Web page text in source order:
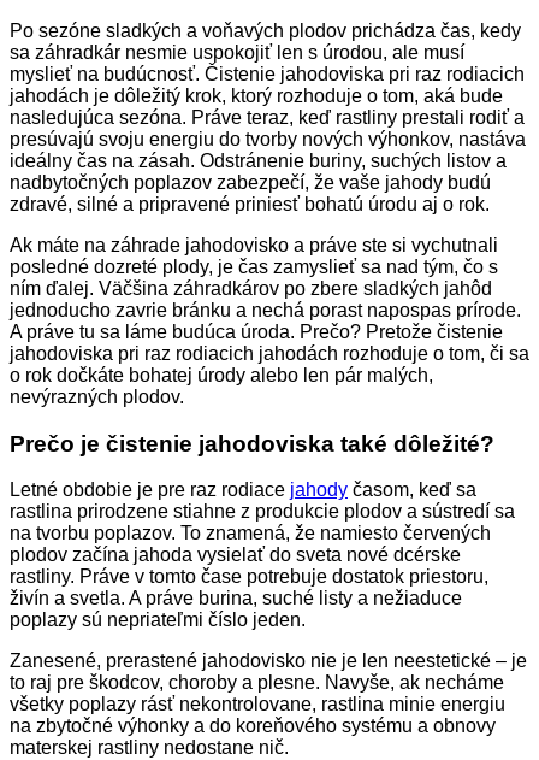
Po sezóne sladkých a voňavých plodov prichádza čas, kedy
sa záhradkár nesmie uspokojiť len s úrodou, ale musí
myslieť na budúcnosť. Čistenie jahodoviska pri raz rodiacich
jahodách je dôležitý krok, ktorý rozhoduje o tom, aká bude
nasledujúca sezóna. Práve teraz, keď rastliny prestali rodiť a
presúvajú svoju energiu do tvorby nových výhonkov, nastáva
ideálny čas na zásah. Odstránenie buriny, suchých listov a
nadbytočných poplazov zabezpečí, že vaše jahody budú
zdravé, silné a pripravené priniesť bohatú úrodu aj o rok.
Ak máte na záhrade jahodovisko a práve ste si vychutnali
posledné dozreté plody, je čas zamyslieť sa nad tým, čo s
ním ďalej. Väčšina záhradkárov po zbere sladkých jahôd
jednoducho zavrie bránku a nechá porast napospas prírode.
A práve tu sa láme budúca úroda. Prečo? Pretože čistenie
jahodoviska pri raz rodiacich jahodách rozhoduje o tom, či sa
o rok dočkáte bohatej úrody alebo len pár malých,
nevýrazných plodov.
Prečo je čistenie jahodoviska také dôležité?
Letné obdobie je pre raz rodiace jahody časom, keď sa
rastlina prirodzene stiahne z produkcie plodov a sústredí sa
na tvorbu poplazov. To znamená, že namiesto červených
plodov začína jahoda vysielať do sveta nové dcérske
rastliny. Práve v tomto čase potrebuje dostatok priestoru,
živín a svetla. A práve burina, suché listy a nežiaduce
poplazy sú nepriateľmi číslo jeden.
Zanesené, prerastené jahodovisko nie je len neestetické – je
to raj pre škodcov, choroby a plesne. Navyše, ak necháme
všetky poplazy rásť nekontrolovane, rastlina minie energiu
na zbytočné výhonky a do koreňového systému a obnovy
materskej rastliny nedostane nič.